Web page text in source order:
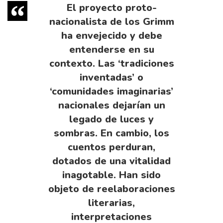
El proyecto proto-
nacionalista de los Grimm
ha envejecido y debe
entenderse en su
contexto. Las ‘tradiciones
inventadas’ o
‘comunidades imaginarias’
nacionales dejarían un
legado de luces y
sombras. En cambio, los
cuentos perduran,
dotados de una vitalidad
inagotable. Han sido
objeto de reelaboraciones
literarias,
interpretaciones